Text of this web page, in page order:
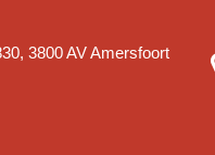
3800 AV Amersfoort